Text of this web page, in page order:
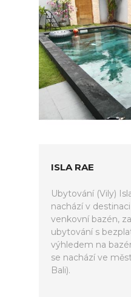
ISLA RAE
Ubytování (Vily)
nachází v
venkovní bazén,
ubytování s
výhledem na
se nachází ve
Bali).